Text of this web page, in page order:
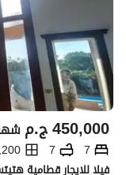
ج.م450,000
7
7
1,200
فيلا للايجار قطامية